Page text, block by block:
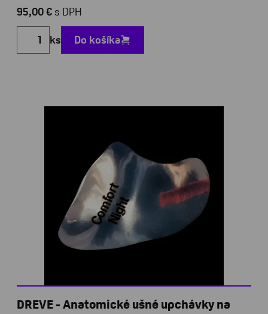
95,00 € s DPH
ks Do košíka
DREVE - Anatomické ušné upchávky na